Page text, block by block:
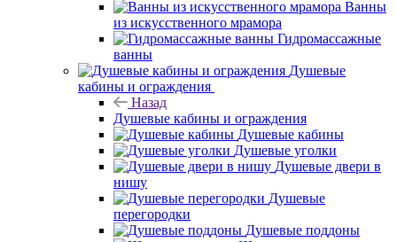
Ванны
из искусственного мрамора
Гидромассажные
ванны
Душевые
кабины и ограждения
Назад
Душевые кабины и ограждения
Душевые кабины
Душевые уголки
Душевые двери в
нишу
Душевые
перегородки
Душевые поддоны